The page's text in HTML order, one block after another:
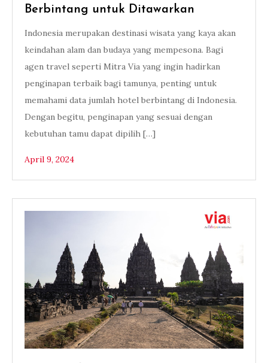
Berbintang untuk Ditawarkan
Indonesia merupakan destinasi wisata yang kaya akan
keindahan alam dan budaya yang mempesona. Bagi
agen travel seperti Mitra Via yang ingin hadirkan
penginapan terbaik bagi tamunya, penting untuk
memahami data jumlah hotel berbintang di Indonesia.
Dengan begitu, penginapan yang sesuai dengan
kebutuhan tamu dapat dipilih […]
April 9, 2024